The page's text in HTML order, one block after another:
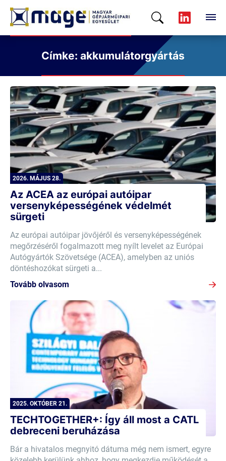
Címke: akkumulátorgyártás
2026. MÁJUS 28.
Az ACEA az európai autóipar
versenyképességének védelmét
sürgeti
Az európai autóipar jövőjéről és versenyképességének
megőrzéséről fogalmazott meg nyílt levelet az Európai
Autógyártók Szövetsége (ACEA), amelyben az uniós
döntéshozókat sürgeti a...
Tovább olvasom
2025. OKTÓBER 21.
TECHTOGETHER+: Így áll most a CATL
debreceni beruházása
Bár a hivatalos megnyitó dátuma még nem ismert, egyre